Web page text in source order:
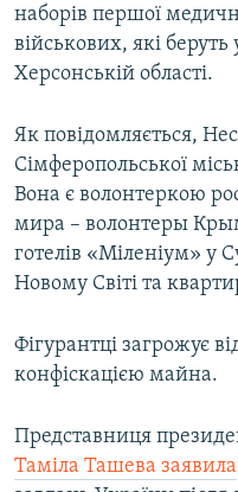
Усі сайти RFE/RL
наборів першої
військових, які
Херсонській області.
Як повідомляється,
Сімферопольської
Вона є волонтеркою
мира – волонтеры
готелів «Міленіум» у
Новому Світі та
Фігурантці загрожує
конфіскацією майна.
Представниця
Таміла Ташева заявила